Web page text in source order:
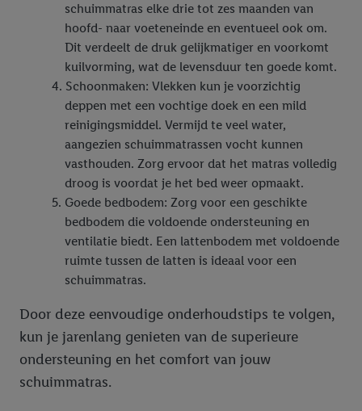
schuimmatras elke drie tot zes maanden van
hoofd- naar voeteneinde en eventueel ook om.
Dit verdeelt de druk gelijkmatiger en voorkomt
kuilvorming, wat de levensduur ten goede komt.
Schoonmaken: Vlekken kun je voorzichtig
deppen met een vochtige doek en een mild
reinigingsmiddel. Vermijd te veel water,
aangezien schuimmatrassen vocht kunnen
vasthouden. Zorg ervoor dat het matras volledig
droog is voordat je het bed weer opmaakt.
Goede bedbodem: Zorg voor een geschikte
bedbodem die voldoende ondersteuning en
ventilatie biedt. Een lattenbodem met voldoende
ruimte tussen de latten is ideaal voor een
schuimmatras.
Door deze eenvoudige onderhoudstips te volgen,
kun je jarenlang genieten van de superieure
ondersteuning en het comfort van jouw
schuimmatras.